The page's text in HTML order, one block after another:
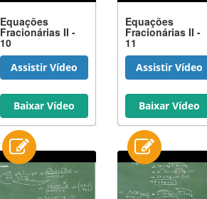
Equações
Fracionárias II -
10
Assistir Vídeo
Baixar Vídeo
Equações
Fracionárias II -
11
Assistir Vídeo
Baixar Vídeo